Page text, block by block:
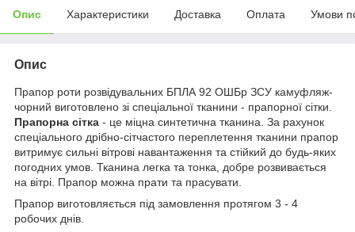
Опис Характеристики Доставка Оплата Умови
Опис
Прапор роти розвідувальних БПЛА 92 ОШБр ЗСУ камуфляж-
чорний виготовлено зі спеціальної тканини - прапорної сітки.
Прапорна сітка - це міцна синтетична тканина. За рахунок
спеціального дрібно-сітчастого переплетення тканини прапор
витримує сильні вітрові навантаження та стійкий до будь-яких
погодних умов. Тканина легка та тонка, добре розвивається
на вітрі. Прапор можна прати та прасувати.
Прапор виготовляється під замовлення протягом 3 - 4
робочих днів.